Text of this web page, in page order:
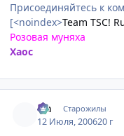
Присоединяйтесь к
[<noindex>Team TSC!
Розовая муняха
Хаос
Lia Старожилы
12 Июля, 200620 г